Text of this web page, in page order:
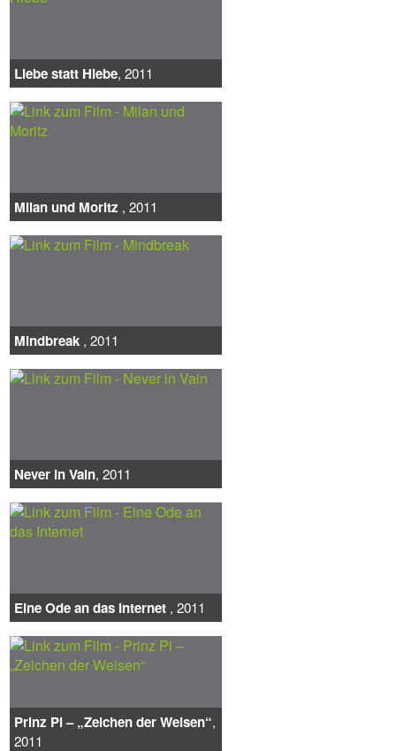
Liebe statt Hiebe, 2011
Milan und Moritz , 2011
Mindbreak , 2011
Never in Vain, 2011
Eine Ode an das Internet , 2011
Prinz Pi – „Zeichen der Weisen“,
2011